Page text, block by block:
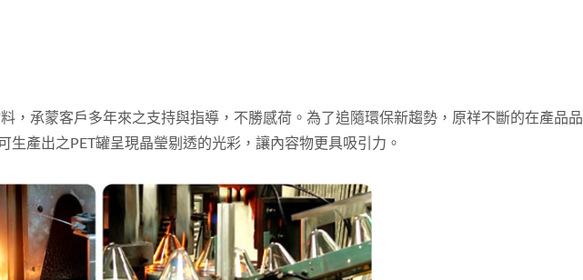
，承蒙客戶多年來之支持與指導，不勝感荷。為了追隨環保新趨勢，原祥不斷的在產品
生產出之PET罐呈現晶瑩剔透的光彩，讓內容物更具吸引力。